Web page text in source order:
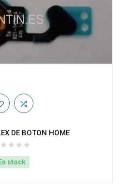
DE BOTON HOME
En stock